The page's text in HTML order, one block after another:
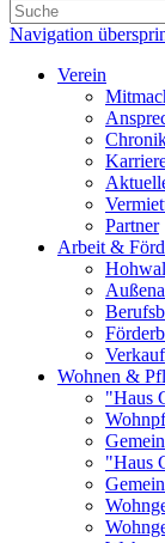
Navigation
Verein
Partner
Arbeit &
Verkauf
Wohnen &
"Haus
"Haus